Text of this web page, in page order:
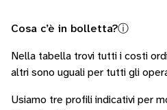
Cosa c’è in bolletta?ⓘ
Nella tabella trovi tutti i costi
altri sono uguali per tutti gli
Usiamo tre profili indicativi per